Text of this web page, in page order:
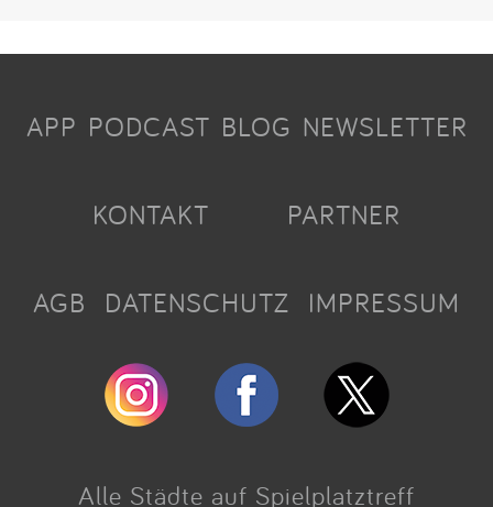
APP PODCAST BLOG NEWSLETTER
KONTAKT PARTNER
AGB DATENSCHUTZ IMPRESSUM
Alle Städte auf Spielplatztreff